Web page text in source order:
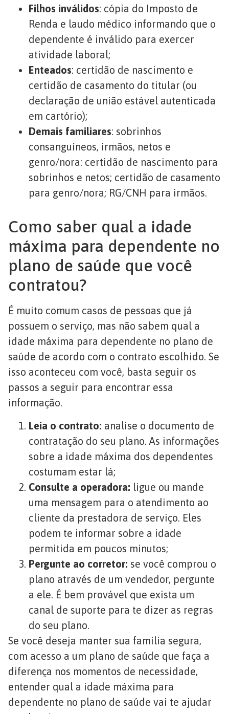
Filhos inválidos: cópia do Imposto de
Renda e laudo médico informando que o
dependente é inválido para exercer
atividade laboral;
Enteados: certidão de nascimento e
certidão de casamento do titular (ou
declaração de união estável autenticada
em cartório);
Demais familiares: sobrinhos
consanguíneos, irmãos, netos e
genro/nora: certidão de nascimento para
sobrinhos e netos; certidão de casamento
para genro/nora; RG/CNH para irmãos.
Como saber qual a idade
máxima para dependente no
plano de saúde que você
contratou?
É muito comum casos de pessoas que já
possuem o serviço, mas não sabem qual a
idade máxima para dependente no plano de
saúde de acordo com o contrato escolhido. Se
isso aconteceu com você, basta seguir os
passos a seguir para encontrar essa
informação.
Leia o contrato: analise o documento de
contratação do seu plano. As informações
sobre a idade máxima dos dependentes
costumam estar lá;
Consulte a operadora: ligue ou mande
uma mensagem para o atendimento ao
cliente da prestadora de serviço. Eles
podem te informar sobre a idade
permitida em poucos minutos;
Pergunte ao corretor: se você comprou o
plano através de um vendedor, pergunte
a ele. É bem provável que exista um
canal de suporte para te dizer as regras
do seu plano.
Se você deseja manter sua família segura,
com acesso a um plano de saúde que faça a
diferença nos momentos de necessidade,
entender qual a idade máxima para
dependente no plano de saúde vai te ajudar